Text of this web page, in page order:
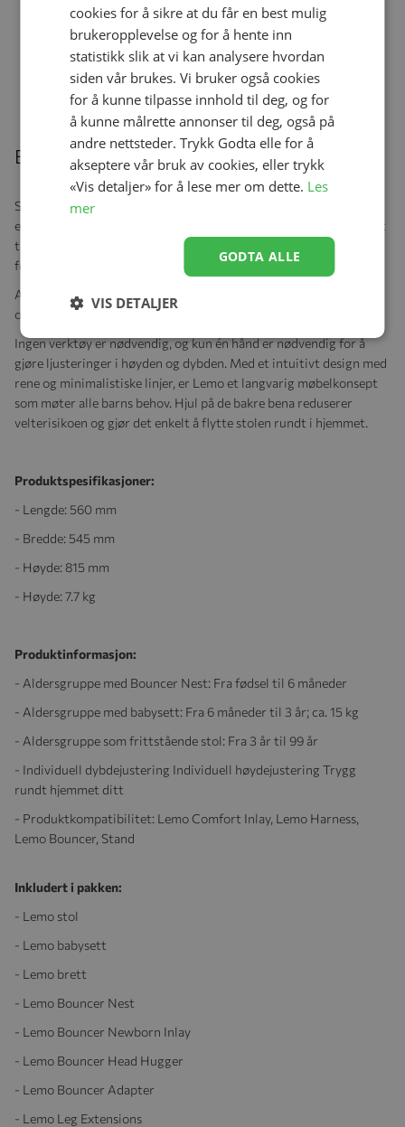
Beskrivelse
Start med vippestolen etter at babyen din er født. Når barnet ditt
er i stand til å sitte, gir det medfølgende babysettet støtte når det
trengs. Etter hvert som de blir eldre, venter enda flere muligheter
for deg og din familie.
Alltid den perfekte passformen: Individuell høydejustering gir
optimaliserte, ergonomiske sitteplasser for alle aldre.
Ingen verktøy er nødvendig, og kun én hånd er nødvendig for å
gjøre ljusteringer i høyden og dybden. Med et intuitivt design med
rene og minimalistiske linjer, er Lemo et langvarig møbelkonsept
som møter alle barns behov. Hjul på de bakre bena reduserer
velterisikoen og gjør det enkelt å flytte stolen rundt i hjemmet.
Produktspesifikasjoner:
- Lengde: 560 mm
- Bredde: 545 mm
- Høyde: 815 mm
- Høyde: 7.7 kg
Produktinformasjon:
- Aldersgruppe med Bouncer Nest: Fra fødsel til 6 måneder
- Aldersgruppe med babysett: Fra 6 måneder til 3 år; ca. 15 kg
- Aldersgruppe som frittstående stol: Fra 3 år til 99 år
- Individuell dybdejustering Individuell høydejustering Trygg
rundt hjemmet ditt
- Produktkompatibilitet: Lemo Comfort Inlay, Lemo Harness,
Lemo Bouncer, Stand
Inkludert i pakken:
- Lemo stol
- Lemo babysett
- Lemo brett
- Lemo Bouncer Nest
- Lemo Bouncer Newborn Inlay
- Lemo Bouncer Head Hugger
- Lemo Bouncer Adapter
- Lemo Leg Extensions
kr 4 995,00
kr 5 878,00cookies for å sikre at du får en best mulig
brukeropplevelse og for å hente inn
statistikk slik at vi kan analysere hvordan
siden vår brukes. Vi bruker også cookies
for å kunne tilpasse innhold til deg, og for
å kunne målrette annonser til deg, også på
andre nettsteder. Trykk Godta elle for å
akseptere vår bruk av cookies, eller trykk
«Vis detaljer» for å lese mer om dette. Les
mer
GODTA ALLE
VIS DETALJER